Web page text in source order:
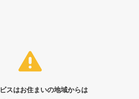
スはお住まいの地域からは